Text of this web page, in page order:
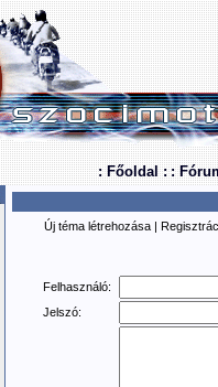
: Főoldal : :
Új téma létrehozása |
Felhasználó:
Jelszó: